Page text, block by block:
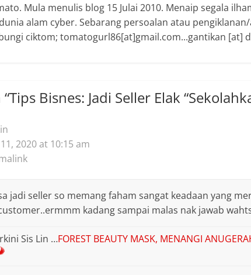
Mula menulis blog 15 Julai 2010. Menaip segala
alam cyber. Sebarang persoalan atau
ciktom; tomatogurl86[at]gmail.com...gantikan [at]
Tips Bisnes: Jadi Seller Elak
11, 2020 at 10:15 am
jadi seller so memang faham sangat keadaan yang
kadang sampai malas nak jawab
Sis Lin …FOREST BEAUTY MASK, MENANGI